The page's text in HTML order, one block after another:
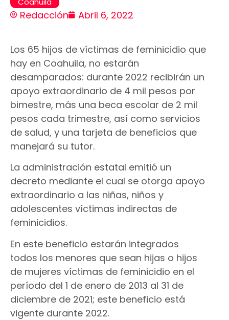
Redacción Abril 6, 2022
Los 65 hijos de víctimas de feminicidio que
hay en Coahuila, no estarán
desamparados: durante 2022 recibirán un
apoyo extraordinario de 4 mil pesos por
bimestre, más una beca escolar de 2 mil
pesos cada trimestre, así como servicios
de salud, y una tarjeta de beneficios que
manejará su tutor.
La administración estatal emitió un
decreto mediante el cual se otorga apoyo
extraordinario a las niñas, niños y
adolescentes víctimas indirectas de
feminicidios.
En este beneficio estarán integrados
todos los menores que sean hijas o hijos
de mujeres víctimas de feminicidio en el
período del 1 de enero de 2013 al 31 de
diciembre de 2021; este beneficio está
vigente durante 2022.